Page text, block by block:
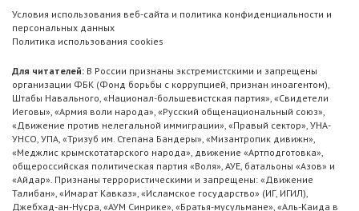
Условия использования веб-сайта и политика конфиденциальности и
персональных данных
Политика использования cookies
Для читателей: В России признаны экстремистскими и запрещены
организации ФБК (Фонд борьбы с коррупцией, признан иноагентом),
Штабы Навального, «Национал-большевистская партия», «Свидетели
Иеговы», «Армия воли народа», «Русский общенациональный союз»,
«Движение против нелегальной иммиграции», «Правый сектор», УНА-
УНСО, УПА, «Тризуб им. Степана Бандеры», «Мизантропик дивижн»,
«Меджлис крымскотатарского народа», движение «Артподготовка»,
общероссийская политическая партия «Воля», АУЕ, батальоны «Азов» и
«Айдар». Признаны террористическими и запрещены: «Движение
Талибан», «Имарат Кавказ», «Исламское государство» (ИГ, ИГИЛ),
Джебхад-ан-Нусра, «АУМ Синрике», «Братья-мусульмане», «Аль-Каида в